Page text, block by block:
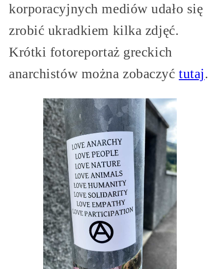
korporacyjnych mediów udało się
zrobić ukradkiem kilka zdjęć.
Krótki fotoreportaż greckich
anarchistów można zobaczyćtutaj.